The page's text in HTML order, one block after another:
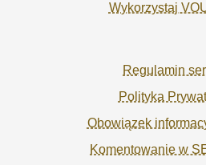
Wykorzystaj
Regulamin
Polityka
Obowiązek
Komentowanie w